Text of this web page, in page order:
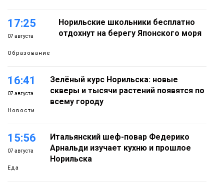
17:25
07 августа
Образование
Норильские школьники бесплатно
отдохнут на берегу Японского моря
16:41
07 августа
Новости
Зелёный курс Норильска: новые
скверы и тысячи растений появятся по
всему городу
15:56
07 августа
Еда
Итальянский шеф-повар Федерико
Арнальди изучает кухню и прошлое
Норильска